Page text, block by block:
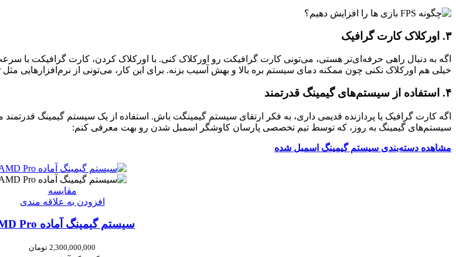
۳. اورکلاک کارت گرافیک
خیلی هم اورکلاک نکنی چون ممکنه دمای سیستم بره بالا و بهش آسیب بزنه. برای این کار، می‌تونی از نرم‌افزارهایی مثل MSI Afterburner استفاده کنی.
۴. استفاده از سیستم‌های گیمینگ قدرتمند
سیستم‌های گیمینگ به روز، که توسط تیم تخصصی پارسان کاوشگر اسمبل شدن رو بهت معرفی کنم:
مشاهده دسته‌بندی سیستم گیمینگ اسمبل شده
مقایسه
افزودن به علاقه مندی
سیستم گیمینگ آماده AMD Pro
2,300,000,000 تومان